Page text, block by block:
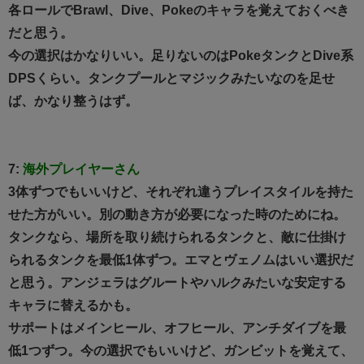
各ロールでBrawl、Dive、Pokeのキャラを覚えておくべき
だと思う。
今の選択はかなりいい。足りないのはPokeタンクとDive系
DPSくらい。タンクプールとマジックみたいなのを足せ
ば、かなり整うはず。
7: 海外プレイヤーさん
3体ずつでもいいけど、それぞれ違うプレイスタイルを持た
せた方がいい。別の動き方が必要になった時のためにね。
タンクなら、場所を取り続けられるタンクと、敵に仕掛け
られるタンクを最低1体ずつ。エマとヴェノムはいい選択だ
と思う。アンジェラはグルートやハルクみたいな安定する
キャラに替えるかも。
サポートはメインヒール、オフヒール、アンチダイブを最
低1つずつ。今の選択でもいいけど、ガンビットを覚えて、